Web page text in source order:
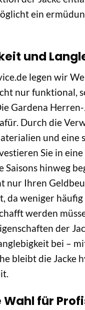
ein
und
legen wir
nur funktional,
Gardena
Durch die
und eine
Sie in
Saisons hinweg
nur Ihren
da weniger häufig
werden
der
bei –
bleibt die Jacke
für